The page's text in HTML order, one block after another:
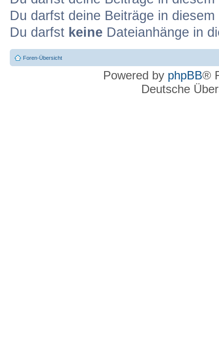
Du darfst deine Beiträge in
Du darfst keine Dateianhänge in
Foren-Übersicht
Powered by phpBB®
Deutsche